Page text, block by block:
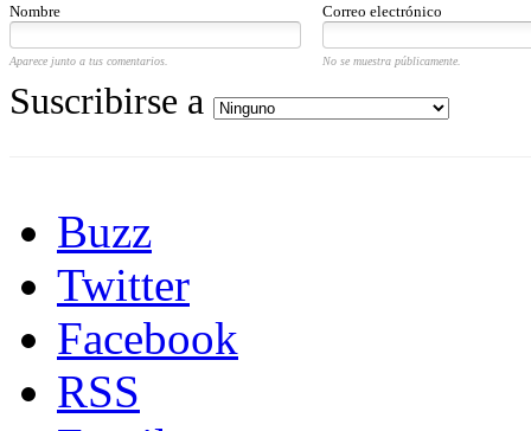
Nombre Correo electrónico
Aparece junto a tus comentarios. No se muestra públicamente.
Suscribirse a
Buzz
Twitter
Facebook
RSS